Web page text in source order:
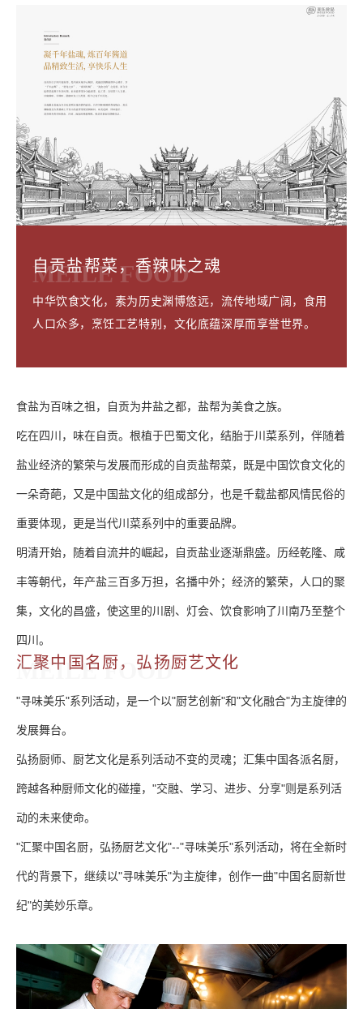
自贡盐帮菜，香辣味之魂
MEILE FOOD
中华饮食文化，素为历史渊博悠远，流传地域广阔，食用
人口众多，烹饪工艺特别，文化底蕴深厚而享誉世界。
食盐为百味之祖，自贡为井盐之都，盐帮为美食之族。
吃在四川，味在自贡。根植于巴蜀文化，结胎于川菜系列，伴随着
盐业经济的繁荣与发展而形成的自贡盐帮菜，既是中国饮食文化的
一朵奇葩，又是中国盐文化的组成部分，也是千载盐都风情民俗的
重要体现，更是当代川菜系列中的重要品牌。
明清开始，随着自流井的崛起，自贡盐业逐渐鼎盛。历经乾隆、咸
丰等朝代，年产盐三百多万担，名播中外；经济的繁荣，人口的聚
集，文化的昌盛，使这里的川剧、灯会、饮食影响了川南乃至整个
四川。
汇聚中国名厨，弘扬厨艺文化
MEILE FOOD
"寻味美乐"系列活动，是一个以"厨艺创新"和"文化融合"为主旋律的
发展舞台。
弘扬厨师、厨艺文化是系列活动不变的灵魂；汇集中国各派名厨，
跨越各种厨师文化的碰撞，"交融、学习、进步、分享"则是系列活
动的未来使命。
"汇聚中国名厨，弘扬厨艺文化"--"寻味美乐"系列活动，将在全新时
代的背景下，继续以"寻味美乐"为主旋律，创作一曲"中国名厨新世
纪"的美妙乐章。